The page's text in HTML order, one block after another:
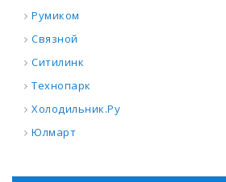
Румиком
Связной
Ситилинк
Технопарк
Холодильник.Ру
Юлмарт